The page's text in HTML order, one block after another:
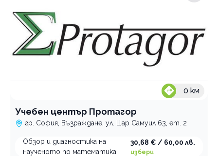
0 км
Учебен център Протагор
гр. София, Възраждане, ул. Цар Самуил 63, ет. 2
Обзор и диагностика на
наученото по математика
30,68 € / 60,00 лв.
избери